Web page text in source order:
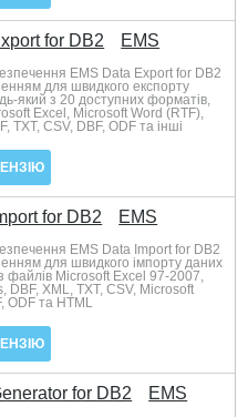
for DB2 EMS
EMS Data Export for DB2
для швидкого експорту
який з 20 доступних форматів,
Excel, Microsoft Word (RTF),
TXT, CSV, DBF, ODF та інші
for DB2 EMS
EMS Data Import for DB2
для швидкого імпорту даних
файлів Microsoft Excel 97-2007,
DBF, XML, TXT, CSV, Microsoft
ODF та HTML
for DB2 EMS